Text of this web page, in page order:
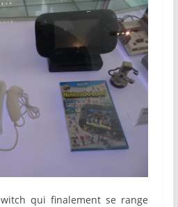
qui finalement se range